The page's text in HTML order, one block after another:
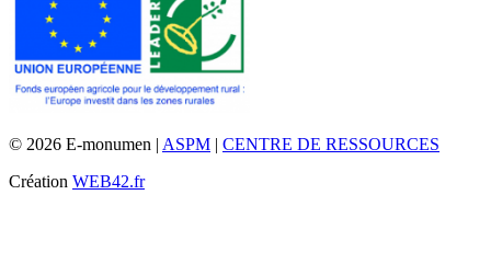
© 2026 E-monumen | ASPM | CENTRE DE RESSOURCES
Création WEB42.fr